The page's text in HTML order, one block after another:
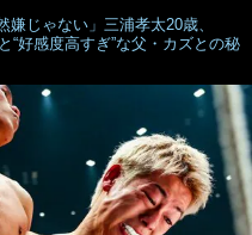
嫌じゃない」三浦孝太20歳、
“好感度高すぎ”な父・カズとの秘